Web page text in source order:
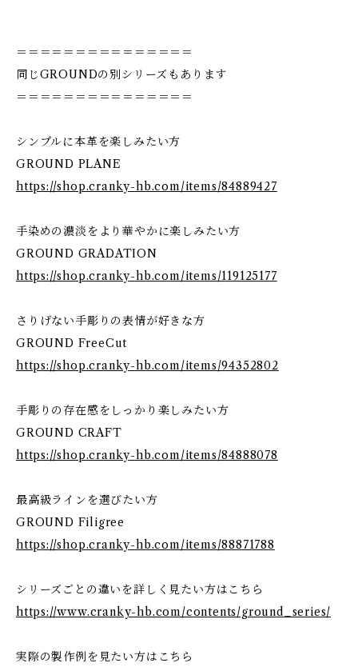
＝＝＝＝＝＝＝＝＝＝＝＝＝＝＝
同じGROUNDの別シリーズもあります
＝＝＝＝＝＝＝＝＝＝＝＝＝＝＝
シンプルに本革を楽しみたい方
GROUND PLANE
https://shop.cranky-hb.com/items/84889427
手染めの濃淡をより華やかに楽しみたい方
GROUND GRADATION
https://shop.cranky-hb.com/items/119125177
さりげない手彫りの表情が好きな方
GROUND FreeCut
https://shop.cranky-hb.com/items/94352802
手彫りの存在感をしっかり楽しみたい方
GROUND CRAFT
https://shop.cranky-hb.com/items/84888078
最高級ラインを選びたい方
GROUND Filigree
https://shop.cranky-hb.com/items/88871788
シリーズごとの違いを詳しく見たい方はこちら
https://www.cranky-hb.com/contents/ground_series/
実際の製作例を見たい方はこちら